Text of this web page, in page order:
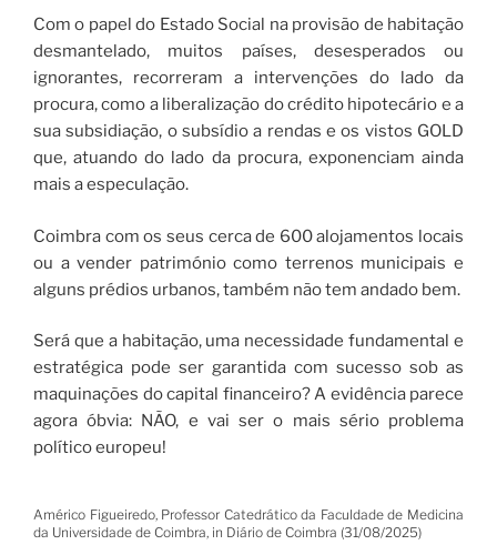
Com o papel do Estado Social na provisão de habitação
desmantelado, muitos países, desesperados ou
ignorantes, recorreram a intervenções do lado da
procura, como a liberalização do crédito hipotecário e a
sua subsidiação, o subsídio a rendas e os vistos GOLD
que, atuando do lado da procura, exponenciam ainda
mais a especulação.
Coimbra com os seus cerca de 600 alojamentos locais
ou a vender património como terrenos municipais e
alguns prédios urbanos, também não tem andado bem.
Será que a habitação, uma necessidade fundamental e
estratégica pode ser garantida com sucesso sob as
maquinações do capital financeiro? A evidência parece
agora óbvia: NÃO, e vai ser o mais sério problema
político europeu!
Américo Figueiredo, Professor Catedrático da Faculdade de Medicina
da Universidade de Coimbra, in Diário de Coimbra (31/08/2025)